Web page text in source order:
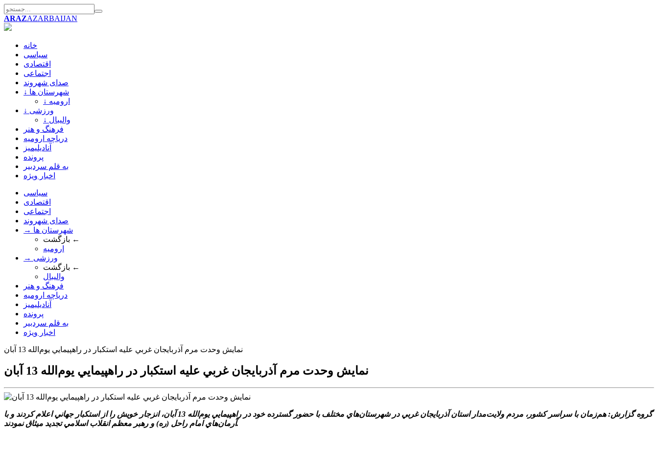
ARAZAZARBAIJAN
خانه
سیاسی
اقتصادی
اجتماعی
صدای شهروند
↓ شهرستان ها
↓ ارومیه
↓ ورزشی
↓ والیبال
فرهنگ و هنر
دریاچه ارومیه
آنادیلیمیز
پرونده
به قلم سردبیر
اخبار ویژه
سیاسی
اقتصادی
اجتماعی
صدای شهروند
→ شهرستان ها
بازگشت ←
ارومیه
→ ورزشی
بازگشت ←
والیبال
فرهنگ و هنر
دریاچه ارومیه
آنادیلیمیز
پرونده
به قلم سردبیر
اخبار ویژه
نمايش وحدت مرم آذربايجان غربي عليه استکبار در راهپيمايي يوم‌الله 13 آبان
نمايش وحدت مرم آذربايجان غربي عليه استکبار در راهپيمايي يوم‌الله 13 آبان
گروه گزارش: هم‌زمان با سراسر کشور، مردم ولايت‌مدار استان آذربايجان غربي در شهرستان‌هاي مختلف با حضور گسترده خود در راهپيمايي يوم‌الله 13 آبان، انزجار خويش را از استکبار جهاني اعلام کردند و با
آرمان‌هاي امام راحل (ره) و رهبر معظم انقلاب اسلامي تجديد ميثاق نمودند.